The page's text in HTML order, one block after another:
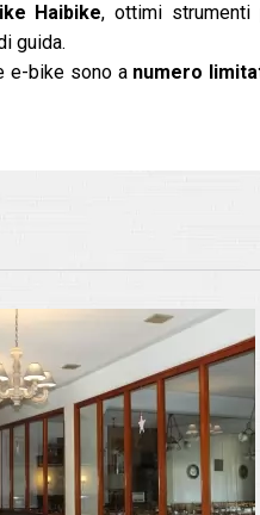
Haibike, ottimi strumenti
guida.
e-bike sono a numero